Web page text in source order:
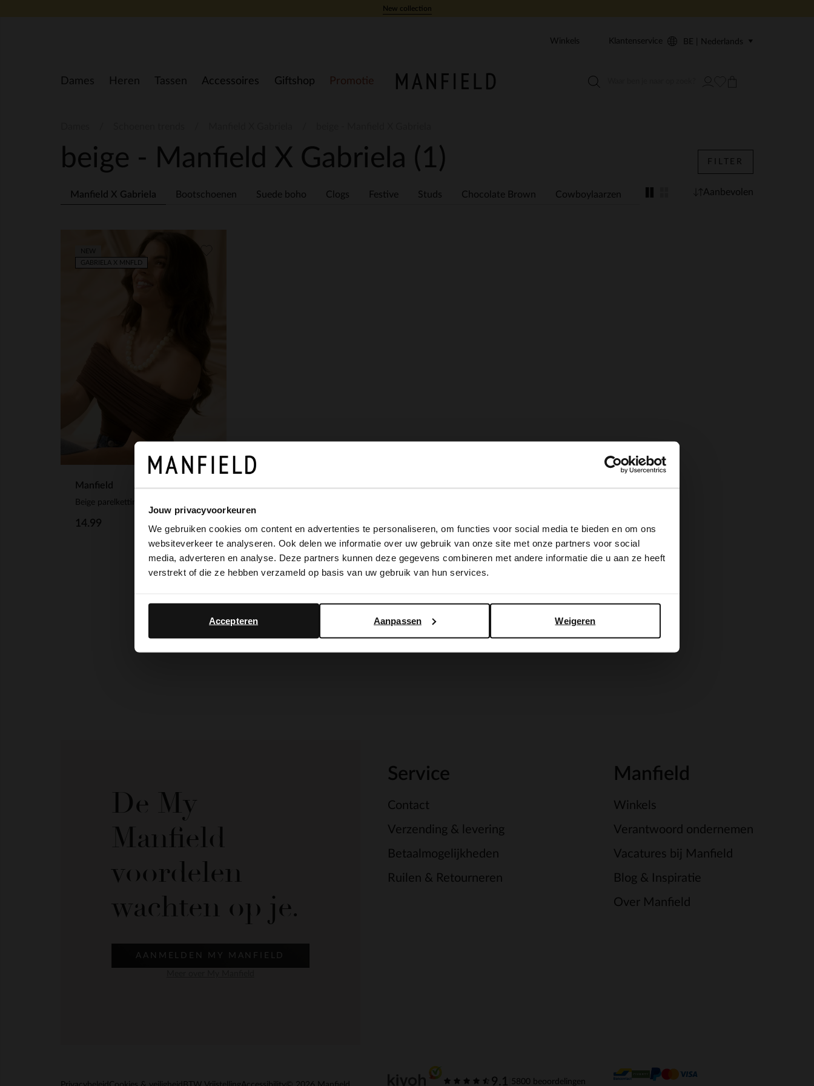
Jouw privacyvoorkeuren
We gebruiken cookies om content en advertenties te personaliseren, om functies voor social media te bieden en om ons
websiteverkeer te analyseren. Ook delen we informatie over uw gebruik van onze site met onze partners voor social
media, adverteren en analyse. Deze partners kunnen deze gegevens combineren met andere informatie die u aan ze heeft
verstrekt of die ze hebben verzameld op basis van uw gebruik van hun services.
Weigeren
Aanpassen
Accepteren
New collection
Dames Heren Tassen Accessoires Giftshop Promotie
Winkels Klantenservice BE | Nederlands
beige - Manfield X Gabriela (1)
Manfield X Gabriela Bootschoenen Suede boho Clogs Festive Studs Chocolate Brown Cowboylaarzen Animal Print
FILTER
Aanbevolen
Manfield
Beige parelketting
14.99
GABRIELA X MNFLD
De My
Manfield
voordelen
wachten op je.
AANMELDEN MY MANFIELD
Service
Contact
Verzending & levering
Betaalmogelijkheden
Ruilen & Retourneren
Manfield
Winkels
Verantwoord ondernemen
Vacatures bij Manfield
Blog & Inspiratie
Over Manfield
9.1 5800 beoordelingen
×
It looks like your language isn't Dutch. Would you like to